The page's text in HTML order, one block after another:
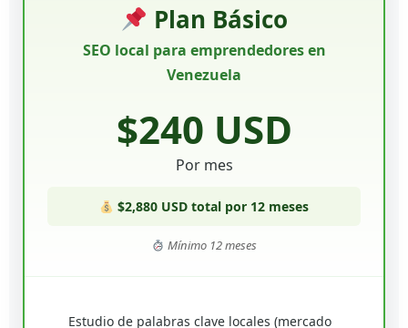
Plan Básico
SEO local para emprendedores en
Venezuela
$240 USD
Por mes
$2,880 USD total por 12 meses
Mínimo 12 meses
Estudio de palabras clave locales (mercado